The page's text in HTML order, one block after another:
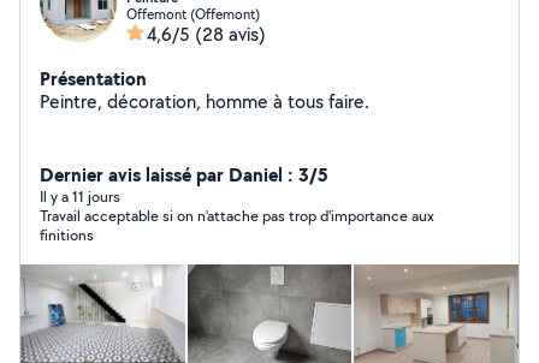
Offemont (Offemont)
4,6/5 (28 avis)
Présentation
Peintre, décoration, homme à tous faire.
Dernier avis laissé par Daniel : 3/5
Il y a 11 jours
Travail acceptable si on n'attache pas trop d'importance aux
finitions